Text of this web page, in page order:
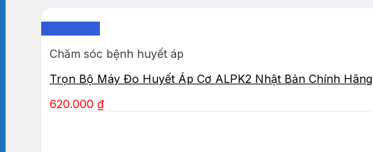
Chăm sóc bệnh huyết áp
Trọn Bộ Máy Đo Huyết Áp Cơ ALPK2 Nhật Bản Chính Hãng
620.000 ₫